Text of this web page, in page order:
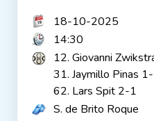
Statistieken
Voetbalpiramide
Links
18-10-2025
14:30
12. Giovanni
31. Jaymillo Pinas
62. Lars Spit 2-1
S. de Brito Roque